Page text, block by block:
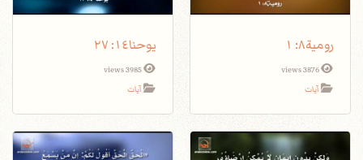
رومية٨: ١
3876 views
آيات
يوحنا١٤: ٢٧
3985 views
آيات